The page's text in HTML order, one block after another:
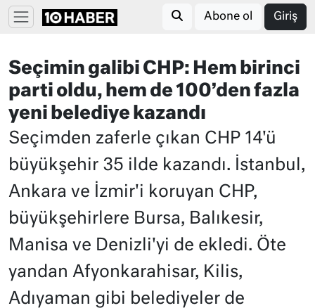
Abone ol Giriş
Seçimin galibi CHP: Hem birinci
parti oldu, hem de 100’den fazla
yeni belediye kazandı
Seçimden zaferle çıkan CHP 14'ü
büyükşehir 35 ilde kazandı. İstanbul,
Ankara ve İzmir'i koruyan CHP,
büyükşehirlere Bursa, Balıkesir,
Manisa ve Denizli'yi de ekledi. Öte
yandan Afyonkarahisar, Kilis,
Adıyaman gibi belediyeler de